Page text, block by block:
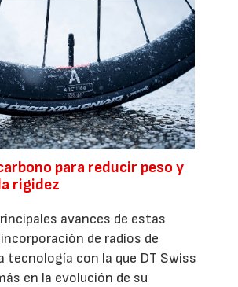
para reducir peso y
rigidez
avances de estas
de radios de
tecnología con la que DT Swiss
en la evolución de su